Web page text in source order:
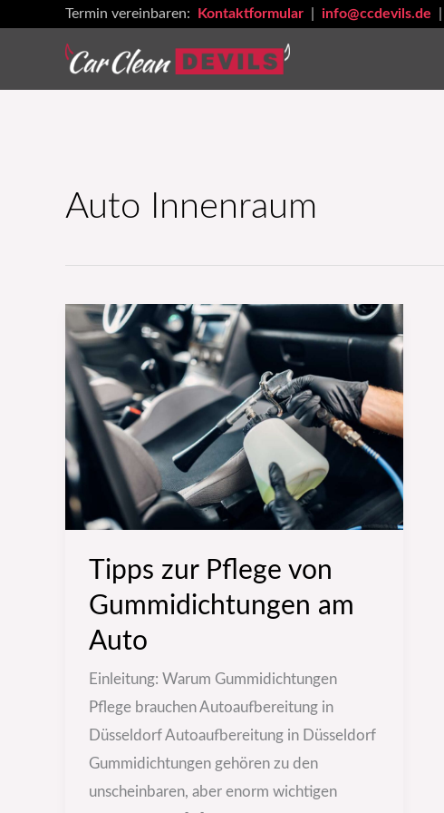
Termin vereinbaren: Kontaktformular info@ccdevils.de
Auto Innenraum
Tipps zur Pflege von
Gummidichtungen am
Auto
Einleitung: Warum Gummidichtungen
Pflege brauchen Autoaufbereitung in
Düsseldorf Autoaufbereitung in Düsseldorf
Gummidichtungen gehören zu den
unscheinbaren, aber enorm wichtigen
Tipps
zur
Pflege
von
Gummidichtungen
am
Auto